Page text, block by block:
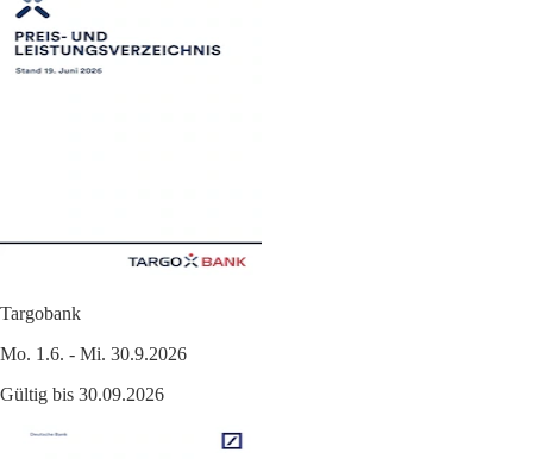
Targobank
Mo. 1.6. - Mi. 30.9.2026
Gültig bis 30.09.2026